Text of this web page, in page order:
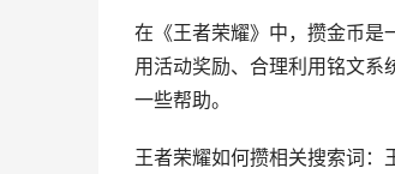
在《王者荣耀》中，攒金币是
用活动奖励、合理利用铭文系
一些帮助。
王者荣耀如何攒相关搜索词：